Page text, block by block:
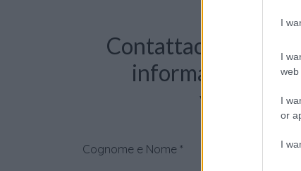
I
I
web
I
or
I
Contattaci per
informazioni o
Cognome e Nome *